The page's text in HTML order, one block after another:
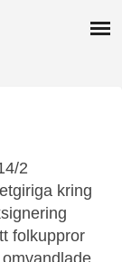
2
kring
folkuppror